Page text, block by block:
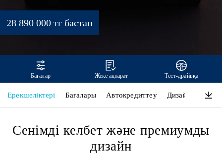
Жаңа PALISADE
28 890 000 тг бастап
Бағалар Жеке ақпарат Тест-драйвқа
Ерекшеліктері Бағалары Автокредиттеу Дизайн
Сенімді келбет және премиумды
дизайн